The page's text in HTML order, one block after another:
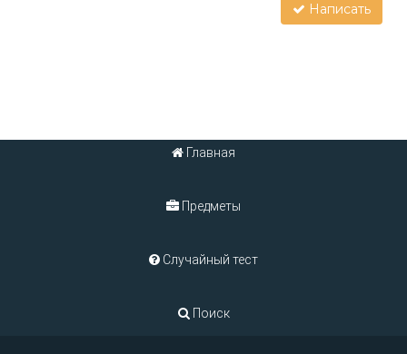
Написать
Главная
Предметы
Случайный тест
Поиск